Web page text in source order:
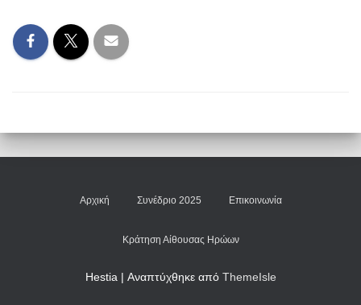
Αρχική Συνέδριο 2025 Επικοινωνία
Κράτηση Αίθουσας Ηρώων
Hestia | Αναπτύχθηκε από ThemeIsle